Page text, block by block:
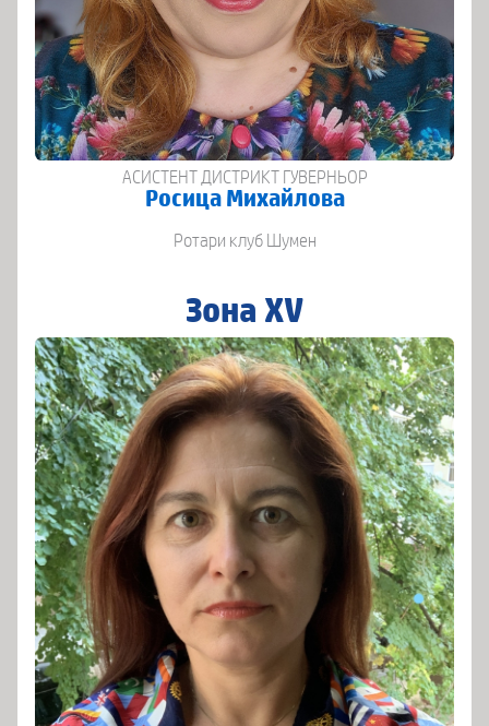
АСИСТЕНТ ДИСТРИКТ ГУВЕРНЬОР
Росица Михайлова
Ротари клуб Шумен
Зона XV